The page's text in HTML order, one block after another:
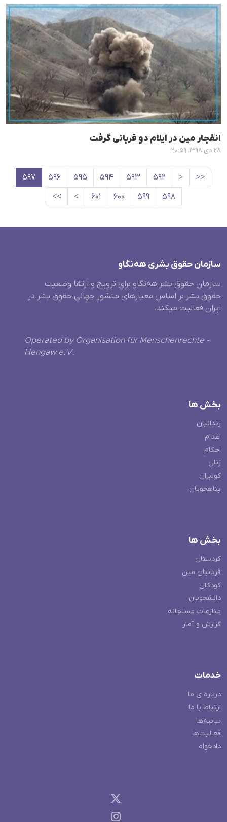
انفجار مین در ایلام دو قربانی گرفت
۲۸ دی ۱۳۹۸، ۲۰:۵۹
<<
< ۵۹۲ ۵۹۳ ۵۹۴ ۵۹۵ ۵۹۶
۵۹۷
۵۹۸
۵۹۹ ۶۰۰ ۶۰۱ >
>>
سازمان حقوق بشری هەنگاو
سازمان حقوق بشر هه‌نگاو برای ترویج و ارتقا وضعیت
حقوق بشر بر اساس معیارهای منشور جهانی حقوق بشر در
ایران فعالیت میکند.
Operated by Organisation für Menschenrechte -
Hengaw e.V.
بخش ها
زندانیان
اعدام
احکام
زنان
کولبران
پناهجویان
بخش ها
کردستان
قربانیان مین
کودکان
دانشجویان
منازعات مسلحانه
گزارش و آمار
خدمات
درباره ی ما
ارتباط با ما
بیانیه‌ها
فعالیت‌ها
دادخواه